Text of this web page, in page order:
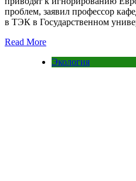
проблем, заявил профессор
в ТЭК в Государственном
Read More
Экология